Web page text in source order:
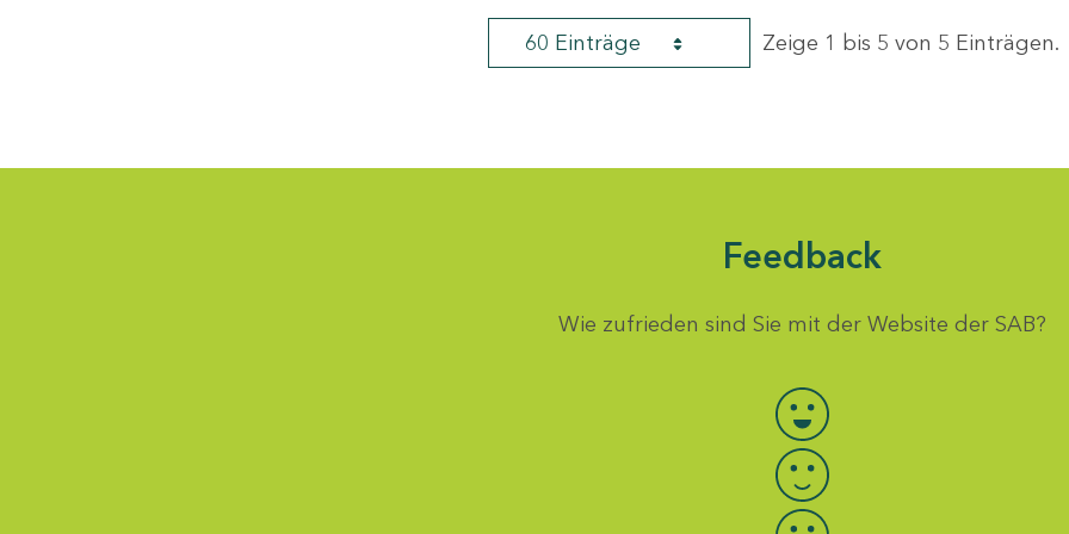
60 Einträge Zeige 1 bis 5 von 5 Einträgen.
Feedback
Wie zufrieden sind Sie mit der Website der SAB?
Bewertung auswählen